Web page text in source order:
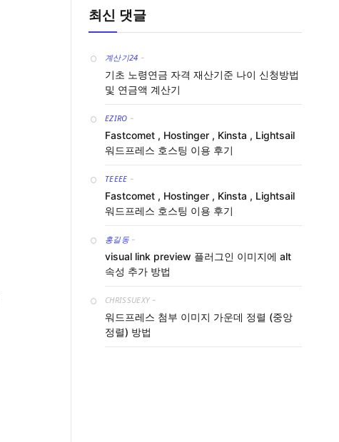
최신 댓글
계산기24 -
기초 노령연금 자격 재산기준 나이 신청방법
및 연금액 계산기
EZIRO -
Fastcomet , Hostinger , Kinsta , Lightsail
워드프레스 호스팅 이용 후기
TEEEE -
Fastcomet , Hostinger , Kinsta , Lightsail
워드프레스 호스팅 이용 후기
홍길동 -
visual link preview 플러그인 이미지에 alt
속성 추가 방법
CHRISSUEXY -
워드프레스 첨부 이미지 가운데 정렬 (중앙
정렬) 방법